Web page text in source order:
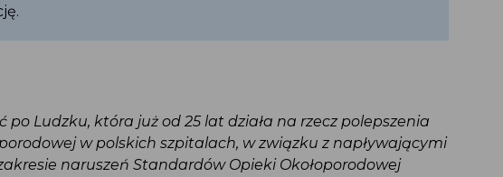
po Ludzku, która już od 25 lat działa na rzecz polepszenia
w polskich szpitalach, w związku z napływającymi
naruszeń Standardów Opieki Okołoporodowej